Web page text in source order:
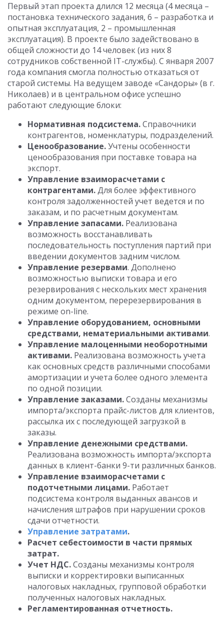
Первый этап проекта длился 12 месяца (4 месяца –
постановка технического задания, 6 – разработка и
опытная эксплуатация, 2 – промышленная
эксплуатация). В проекте было задействовано в
общей сложности до 14 человек (из них 8
сотрудников собственной IT-службы). С января 2007
года компания смогла полностью отказаться от
старой системы. На ведущем заводе «Сандоры» (в г.
Николаев) и в центральном офисе успешно
работают следующие блоки:
Нормативная подсистема.Справочники
контрагентов, номенклатуры, подразделений.
Ценообразование.Учтены особенности
ценообразования при поставке товара на
экспорт.
Управление взаиморасчетами с
контрагентами.Для более эффективного
контроля задолженностей учет ведется и по
заказам, и по расчетным документам.
Управление запасами. Реализована
возможность восстанавливать
последовательность поступления партий при
введении документов задним числом.
Управление резервами. Дополнено
возможностью выписки товара и его
резервирования с нескольких мест хранения
одним документом, перерезервирования в
режиме on-line.
Управление оборудованием, основными
средствами, нематериальными активами.
Управление малоценными необоротными
активами. Реализована возможность учета
как основных средств различными способами
амортизации и учета более одного элемента
по одной позиции.
Управление заказами.Созданы механизмы
импорта/экспорта прайс-листов для клиентов,
рассылка их с последующей загрузкой в
заказы.
Управление денежными средствами.
Реализована возможность импорта/экспорта
данных в клиент-банки 9-ти различных банков.
Управление взаиморасчетами с
подотчетными лицами. Работает
подсистема контроля выданных авансов и
начисления штрафов при нарушении сроков
сдачи отчетности.
Управление затратами.
Расчет себестоимости в части прямых
затрат.
Учет НДС.Созданы механизмы контроля
выписки и корректировки выписанных
налоговых накладных, групповой обработки
полученных налоговых накладных.
Регламентированная отчетность.